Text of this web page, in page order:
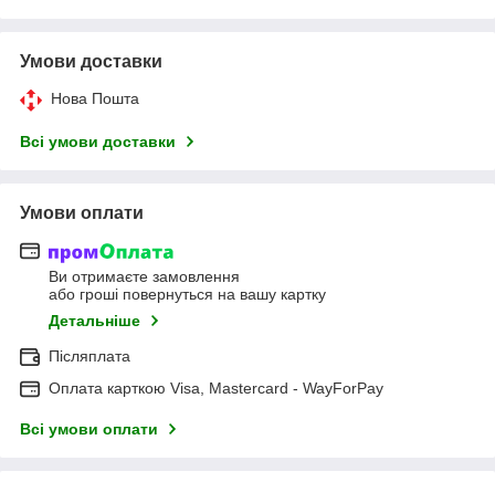
Умови доставки
Нова Пошта
Всі умови доставки
Умови оплати
Ви отримаєте замовлення
або гроші повернуться на вашу картку
Детальніше
Післяплата
Оплата карткою Visa, Mastercard - WayForPay
Всі умови оплати